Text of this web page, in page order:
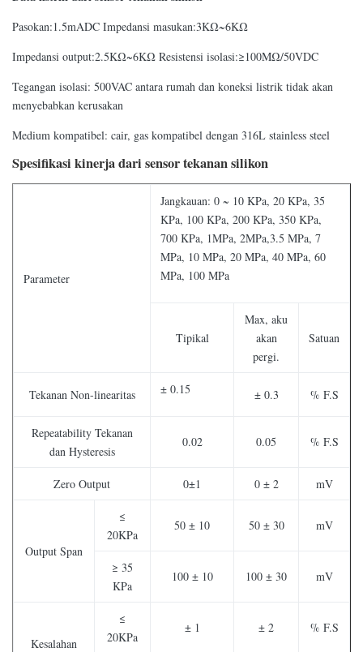
Pasokan:1.5mADC Impedansi masukan:3KΩ~6KΩ
Impedansi output:2.5KΩ~6KΩ Resistensi isolasi:≥100MΩ/50VDC
Tegangan isolasi: 500VAC antara rumah dan koneksi listrik tidak akan
menyebabkan kerusakan
Medium kompatibel: cair, gas kompatibel dengan 316L stainless steel
Spesifikasi kinerja dari sensor tekanan silikon
Parameter
Jangkauan: 0 ~ 10 KPa, 20 KPa, 35
KPa, 100 KPa, 200 KPa, 350 KPa,
700 KPa, 1MPa, 2MPa,3.5 MPa, 7
MPa, 10 MPa, 20 MPa, 40 MPa, 60
MPa, 100 MPa
Tipikal
Max, aku
akan
pergi.
Satuan
Tekanan Non-linearitas ± 0.15 ± 0.3 % F.S
Repeatability Tekanan
dan Hysteresis
0.02 0.05 % F.S
Zero Output 0±1 0 ± 2 mV
Output Span
≤
20KPa
50 ± 10 50 ± 30 mV
≥ 35
KPa
100 ± 10 100 ± 30 mV
Kesalahan
≤
20KPa
± 1 ± 2 % F.S